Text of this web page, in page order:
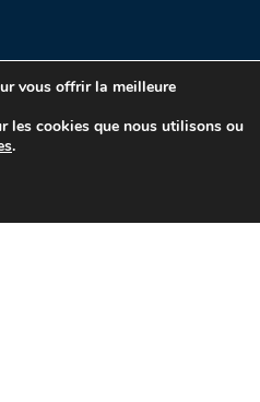
vous offrir la meilleure
les cookies que nous utilisons ou
.